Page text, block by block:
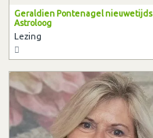
Geraldien Pontenagel nieuwetijds
Astroloog
Lezing